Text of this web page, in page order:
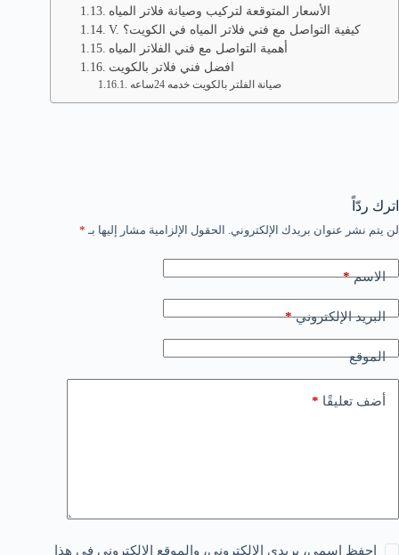
الأسعار المتوقعة لتركيب وصيانة فلاتر المياه
V. كيفية التواصل مع فني فلاتر المياه في الكويت؟
أهمية التواصل مع فني الفلاتر المياه
افضل فني فلاتر بالكويت
صيانة الفلتر بالكويت خدمه 24ساعه
اترك ردّاً
لن يتم نشر عنوان بريدك الإلكتروني. الحقول الإلزامية مشار إليها بـ *
الاسم*
البريد الإلكتروني*
الموقع
أضف تعليقًا *
احفظ اسمي، بريدي الإلكتروني، والموقع الإلكتروني في هذا